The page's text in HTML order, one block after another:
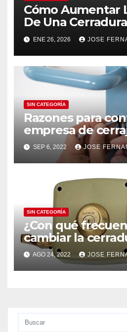
Cómo Aumentar
De Una Cerradura
ENE 26, 2026 JOSE
SIN CATEGORÍA
Razones para
empresa de
SEP 6, 2022 JOSE
SIN CATEGORÍA
¿Con qué
cambiar la
AGO 24, 2022 JOSE